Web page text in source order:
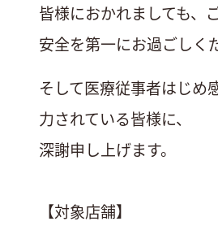
皆様におかれましても、
安全を第一にお過ごしく
そして医療従事者はじめ
力されている皆様に、
深謝申し上げます。
【対象店舗】